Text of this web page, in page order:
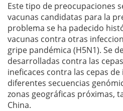
Este tipo de preocupaciones
vacunas candidatas para la
problema se ha padecido
vacunas contra otras
gripe pandémica (H5N1). Se
desarrolladas contra las
ineficaces contra las cepas
diferentes secuencias
zonas geográficas próximas,
China.